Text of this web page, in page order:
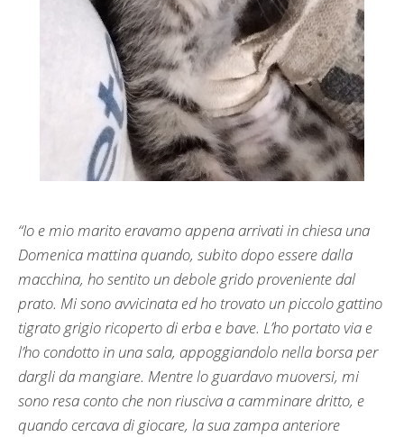
“Io e mio marito eravamo appena arrivati in chiesa una
Domenica mattina quando, subito dopo essere dalla
macchina, ho sentito un debole grido proveniente dal
prato. Mi sono avvicinata ed ho trovato un piccolo gattino
tigrato grigio ricoperto di erba e bave. L’ho portato via e
l’ho condotto in una sala, appoggiandolo nella borsa per
dargli da mangiare. Mentre lo guardavo muoversi, mi
sono resa conto che non riusciva a camminare dritto, e
quando cercava di giocare, la sua zampa anteriore